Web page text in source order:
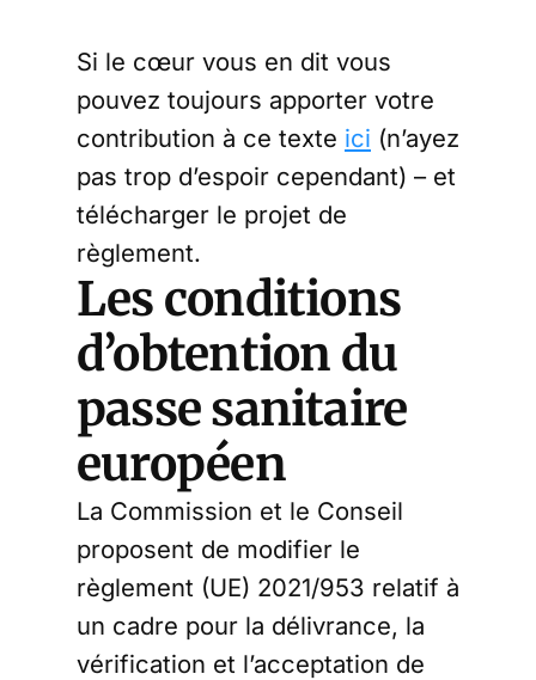
Si le cœur vous en dit vous
pouvez toujours apporter votre
contribution à ce texte ici (n’ayez
pas trop d’espoir cependant) – et
télécharger le projet de
règlement.
Les conditions
d’obtention du
passe sanitaire
européen
La Commission et le Conseil
proposent de modifier le
règlement (UE) 2021/953 relatif à
un cadre pour la délivrance, la
vérification et l’acceptation de